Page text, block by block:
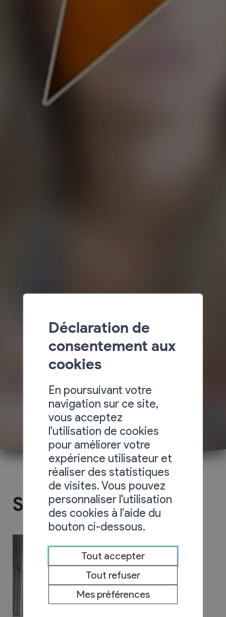
Stratick
Déclaration de
consentement aux
cookies
En poursuivant votre
navigation sur ce site,
vous acceptez
l'utilisation de cookies
pour améliorer votre
expérience utilisateur et
réaliser des statistiques
de visites. Vous pouvez
personnaliser l'utilisation
des cookies à l'aide du
bouton ci-dessous.
Tout accepter
Tout refuser
Mes préférences